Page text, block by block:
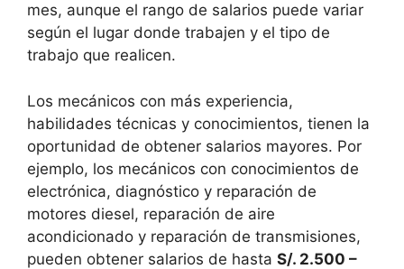
mes, aunque el rango de salarios puede variar
según el lugar donde trabajen y el tipo de
trabajo que realicen.
Los mecánicos con más experiencia,
habilidades técnicas y conocimientos, tienen la
oportunidad de obtener salarios mayores. Por
ejemplo, los mecánicos con conocimientos de
electrónica, diagnóstico y reparación de
motores diesel, reparación de aire
acondicionado y reparación de transmisiones,
pueden obtener salarios de hasta S/. 2.500 –